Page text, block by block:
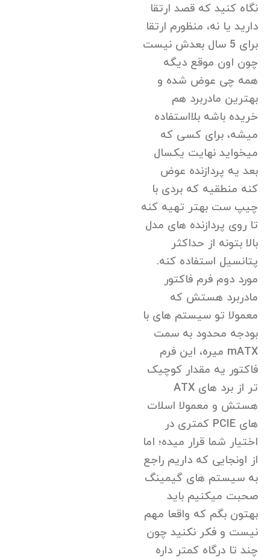
نگاه کنید که قصد ارتقا
دارید یا نه، منظورم ارتقا
برای 5 سال بعدش نیست
چون اون موقع دیگه
همه چی عوض شده و
بهترین مادربرد هم
خریده باشه بلااستفاده
میشه، برای کسی که
میخواید نهایت یکسال
بعد یه پردازنده عوض
کنه منطقیه که بردی با
چیپ ست بهتر تهیه کنه
تا روی پردازنده های مدل
بالا بتونه از حداکثر
پتانسیل استفاده کنه.
مورد دوم فرم فاکتور
مادربرد هستش که
معمولا تو سیستم های با
بودجه محدود به سمت
mATX میره، این فرم
فاکتور یه مقدار کوچیک
تر از برد های ATX
هستش و معمولا اسلات
های PCIE کمتری در
اختیار شما قرار میده؛ اما
از اونجایی که داریم راجع
به سیستم های گیمینگ
صحبت میکنیم باید
بهتون بگم که واقعا مهم
نیست و فکر نکنید چون
چند تا درگاه کمتر داره